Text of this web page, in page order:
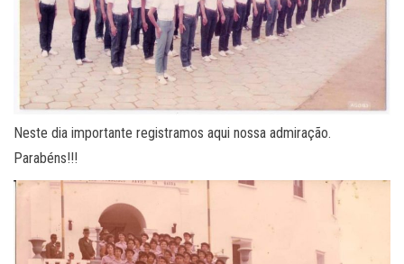
Neste dia importante registramos aqui nossa admiração.
Parabéns!!!